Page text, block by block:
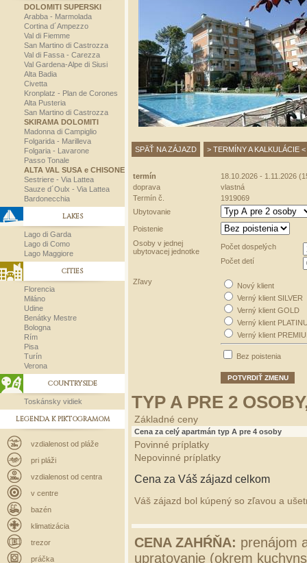
DOLOMITI SUPERSKI
Arabba - Marmolada
Cortina d´Ampezzo
Val di Fiemme
San Martino di Castrozza
Val di Fassa - Carezza
Val Gardena-Alpe di Siusi
Alta Badia
Civetta
Kronplatz - Plan de Corones
Alta Pusteria
San Martino di Castrozza
SKIRAMA DOLOMITI
Madonna di Campiglio
Folgarida - Marilleva
Folgaria - Lavarone
Passo Tonale
ALTA VAL SUSA e CHISONE
Sestriere - Via Lattea
Sauze d´Oulx - Via Lattea
Bardonecchia
LAKES
Lago di Garda
Lago di Como
Lago Maggiore
CITIES
Florencia
Miláno
Udine
Benátky Mestre
Bologna
Rím
Pisa
Turín
Verona
COUNTRYSIDE
Toskánsky vidiek
LEGENDA K PIKTOGRAMOM
vzdialenost od pláže
pri pláži
vzdialenost od centra
v centre
bazén
klimatizácia
trezor
práčka
SPÄŤ NA ZÁJAZD > TERMÍNY A KALKULÁCIE <
termín
18.10.2026 - 1.11.2026
doprava
vlastná
Termín č.
1919069
Ubytovanie
Poistenie
Osoby v jednej
ubytovacej jednotke
Počet dospelých
Počet detí
Zľavy
Nový klient
Verný klient SILVER
Verný klient GOLD
Verný klient
Verný klient
Bez poistenia
POTVRDIŤ ZMENU
TYP A PRE 2
Základné ceny
Cena za celý apartmán typ A pre 4 osoby
Povinné príplatky
Nepovinné príplatky
Cena za Váš zájazd celkom
Váš zájazd bol kúpený so zľavou a
CENA ZAHŔŇA: prenájom
upratovanie (okrem